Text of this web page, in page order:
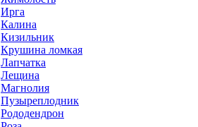
Ирга
Калина
Кизильник
Крушина ломкая
Лапчатка
Лещина
Магнолия
Пузыреплодник
Рододендрон